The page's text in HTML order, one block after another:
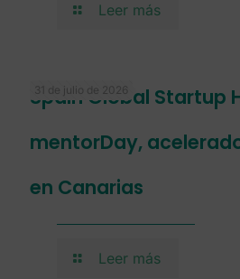
Leer más
31 de julio de 2026
Spain Global Startup
mentorDay,
en Canarias
Leer más